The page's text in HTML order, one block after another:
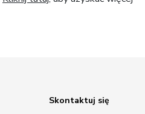
Skontaktuj się